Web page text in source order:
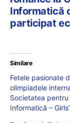
Informatică
participat
Similare
Fetele pasionate
olimpiadele
Societatea
Informatică –